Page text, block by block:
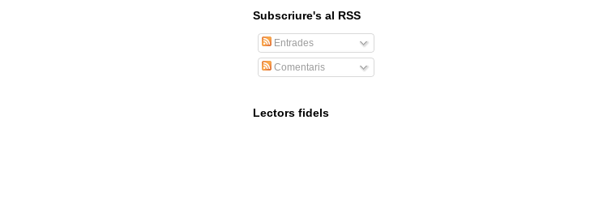
Subscriure's al RSS
Entrades
Comentaris
Lectors fidels